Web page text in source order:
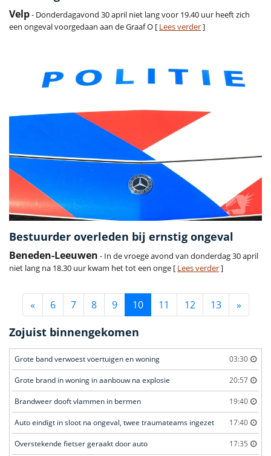
Velp- Donderdagavond 30 april niet lang voor 19.40 uur heeft zich
een ongeval voorgedaan aan de Graaf O [ Lees verder]
Bestuurder overleden bij ernstig ongeval
Beneden-Leeuwen - In de vroege avond van donderdag 30 april
niet lang na 18.30 uur kwam het tot een onge [ Lees verder]
« 6 7 8 9 10 11 12 13 »
Zojuist binnengekomen
Grote band verwoest voertuigen en woning 03:30
Grote brand in woning in aanbouw na explosie 20:57
Brandweer dooft vlammen in bermen 19:40
Auto eindigt in sloot na ongeval, twee traumateams ingezet 17:40
Overstekende fietser geraakt door auto 17:35